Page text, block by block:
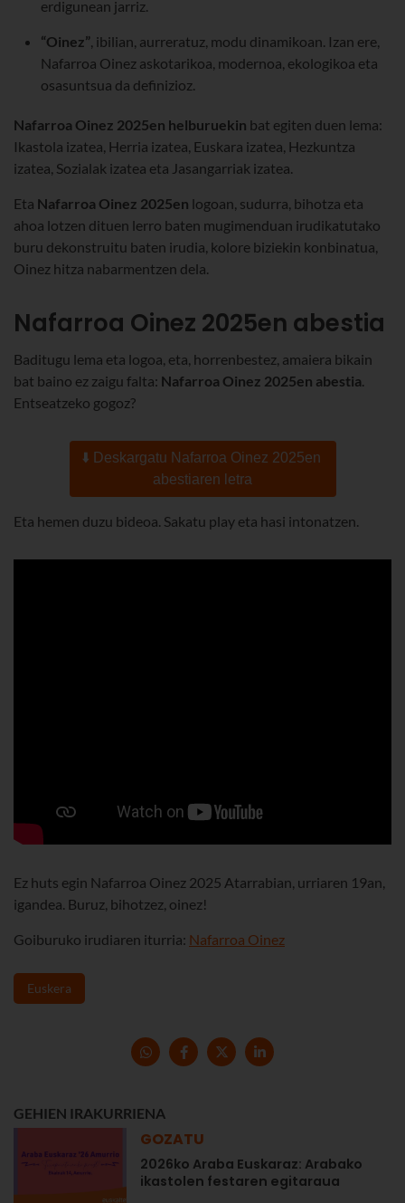
erdigunean jarriz.
“Oinez”, ibilian, aurreratuz, modu dinamikoan. Izan ere,
Nafarroa Oinez askotarikoa, modernoa, ekologikoa eta
osasuntsua da definizioz.
Nafarroa Oinez 2025en helburuekin bat egiten duen lema:
Ikastola izatea, Herria izatea, Euskara izatea, Hezkuntza
izatea, Sozialak izatea eta Jasangarriak izatea.
Eta Nafarroa Oinez 2025en logoan, sudurra, bihotza eta
ahoa lotzen dituen lerro baten mugimenduan irudikatutako
buru dekonstruitu baten irudia, kolore biziekin konbinatua,
Oinez hitza nabarmentzen dela.
Nafarroa Oinez 2025en abestia
Baditugu lema eta logoa, eta, horrenbestez, amaiera bikain
bat baino ez zaigu falta: Nafarroa Oinez 2025en abestia.
Entseatzeko gogoz?
⬇️ Deskargatu Nafarroa Oinez 2025en
abestiaren letra
Eta hemen duzu bideoa. Sakatu play eta hasi intonatzen.
Ez huts egin Nafarroa Oinez 2025 Atarrabian, urriaren 19an,
igandea. Buruz, bihotzez, oinez!
Goiburuko irudiaren iturria: Nafarroa Oinez
Euskera
GEHIEN IRAKURRIENA
GOZATU
2026ko Araba Euskaraz: Arabako
ikastolen festaren egitaraua